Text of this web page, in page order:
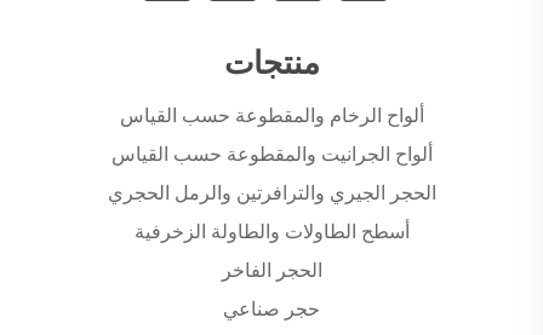
منتجات
ألواح الرخام والمقطوعة حسب القياس
ألواح الجرانيت والمقطوعة حسب القياس
الحجر الجيري والترافرتين والرمل الحجري
أسطح الطاولات والطاولة الزخرفية
الحجر الفاخر
حجر صناعي